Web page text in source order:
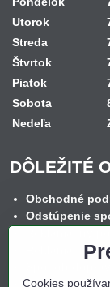
Utorok
Streda
Štvrtok
Piatok
Sobota
Nedeľa
DÔLEŽITÉ
Obchodné
Odstúpenie
Reklamačný
Spôsob platby
Cookies